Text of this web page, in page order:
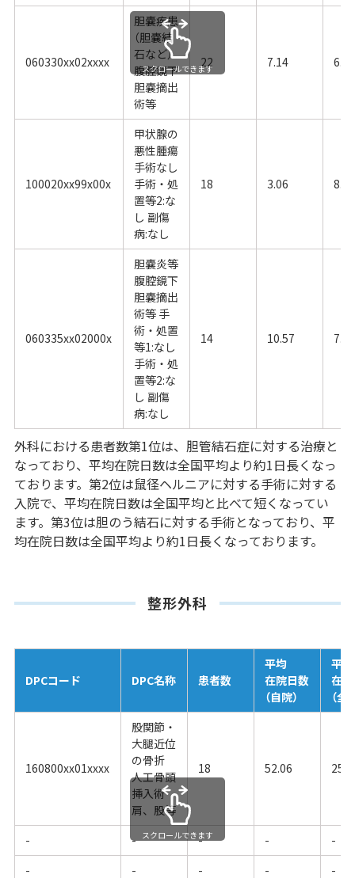
060330xx02xxxx
胆嚢疾患
（胆嚢結
石など）
腹腔鏡下
胆嚢摘出
術等
22 7.14 6.41
100020xx99x00x
甲状腺の
悪性腫瘍
手術なし
手術・処
置等2:な
し 副傷
病:なし
18 3.06 8.55
060335xx02000x
胆嚢炎等
腹腔鏡下
胆嚢摘出
術等 手
術・処置
等1:なし
手術・処
置等2:な
し 副傷
病:なし
14 10.57 7.23
スクロールできます
外科における患者数第1位は、胆管結石症に対する治療と
なっており、平均在院日数は全国平均より約1日長くなっ
ております。第2位は鼠径ヘルニアに対する手術に対する
入院で、平均在院日数は全国平均と比べて短くなってい
ます。第3位は胆のう結石に対する手術となっており、平
均在院日数は全国平均より約1日長くなっております。
整形外科
DPCコード DPC名称 患者数
平均
在院日数
（自院）
平均
在
（全
160800xx01xxxx
股関節・
大腿近位
の骨折
人工骨頭
挿入術
肩、股等
18 52.06
- - - -
-
-
- - - -
スクロールできます